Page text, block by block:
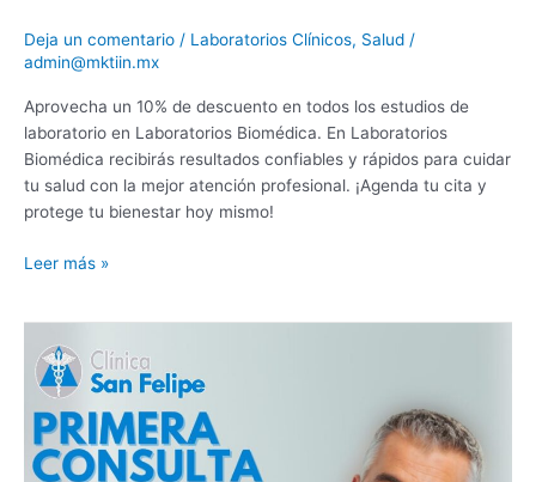
Deja un comentario / Laboratorios Clínicos, Salud /
admin@mktiin.mx
Aprovecha un 10% de descuento en todos los estudios de
laboratorio en Laboratorios Biomédica. En Laboratorios
Biomédica recibirás resultados confiables y rápidos para cuidar
tu salud con la mejor atención profesional. ¡Agenda tu cita y
protege tu bienestar hoy mismo!
10%
de
en
Leer más »
primera
consulta
médica
con
$100